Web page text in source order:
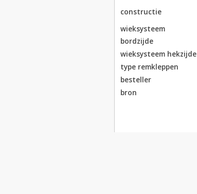
constructie
wieksysteem
bordzijde
wieksysteem hekzijde
type remkleppen
besteller
bron